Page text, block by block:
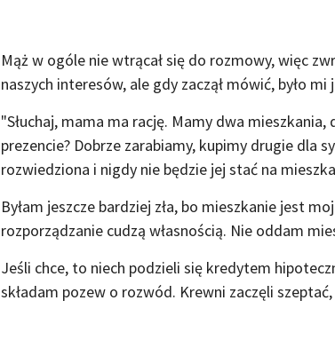
Mąż w ogóle nie wtrącał się do rozmowy, więc
naszych interesów, ale gdy zaczął mówić, było mi
"Słuchaj, mama ma rację. Mamy dwa
prezencie? Dobrze zarabiamy, kupimy drugie dla
rozwiedziona i nigdy nie będzie jej stać na
Byłam jeszcze bardziej zła, bo mieszkanie jest
rozporządzanie cudzą własnością. Nie oddam
Jeśli chce, to niech podzieli się kredytem
składam pozew o rozwód. Krewni zaczęli